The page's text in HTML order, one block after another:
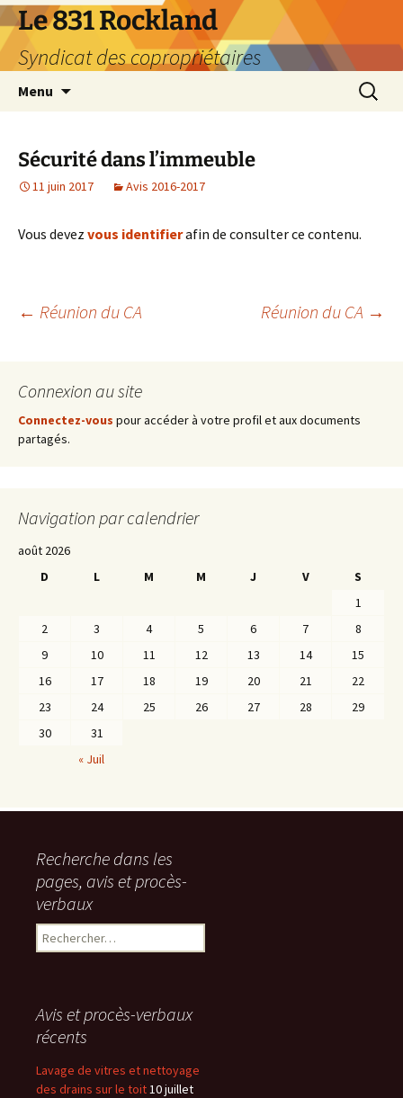
Aller
au
contenu
Le 831 Rockland
Syndicat des copropriétaires
Menu
Sécurité dans l’immeuble
11 juin 2017 Avis 2016-2017
Vous devez vous identifierafin de consulter ce contenu.
Navigation
des
articles
← Réunion du CA Réunion du CA →
Connexion au site
Connectez-vous pour accéder à votre profil et aux documents
partagés.
Navigation par calendrier
août 2026
D
L M M J V
S
1
2
3 4 5 6 7
8
9
10 11 12 13 14
15
16
17 18 19 20 21
22
23
24 25 26 27 28
29
30
31
« Juil
Recherche dans les
pages, avis et procès-
verbaux
Rechercher :
Avis et procès-verbaux
récents
Lavage de vitres et nettoyage
des drains sur le toit10 juillet